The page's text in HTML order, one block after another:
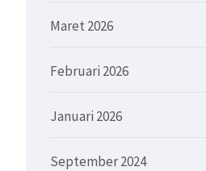
Maret 2026
Februari 2026
Januari 2026
September 2024